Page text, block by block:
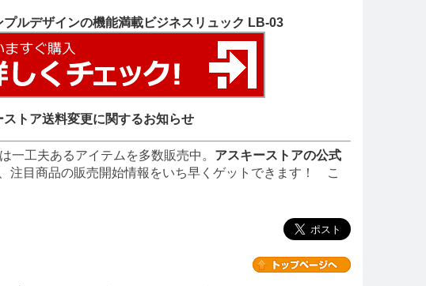
ルデザインの機能満載ビジネスリュック LB-03
ストア送料変更に関するお知らせ
一工夫あるアイテムを多数販売中。 アスキーストアの公式
注目商品の販売開始情報をいち早くゲットできます！ こ